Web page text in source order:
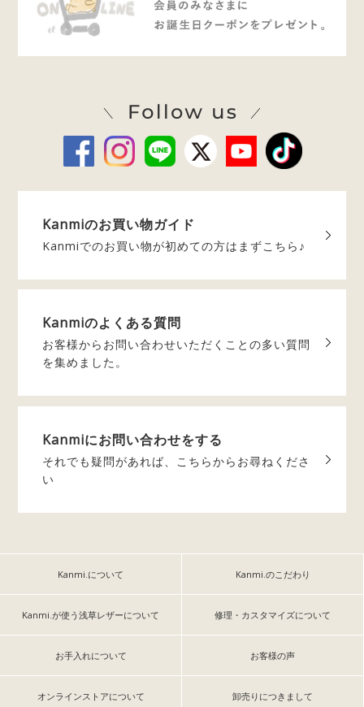
Kanmiのお買い物ガイド
Kanmiでのお買い物が初めての方はまずこちら♪
Kanmiのよくある質問
お客様からお問い合わせいただく ことの多い質問
を集めました。
Kanmiにお問い合わせをする
それでも疑問があれば、 こちらからお尋ねくださ
い
Kanmi.について Kanmi.のこだわり
Kanmi.が使う浅草レザーについて 修理・カスタマイズについて
お手入れについて お客様の声
オンラインストアについて 卸売りにつきまして